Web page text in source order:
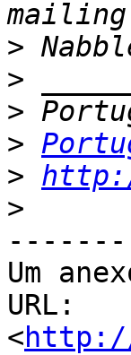
>
>
>
>
>
>
Um
URL:
<http://